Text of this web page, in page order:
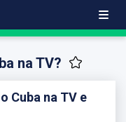
na TV?
Cuba na TV e